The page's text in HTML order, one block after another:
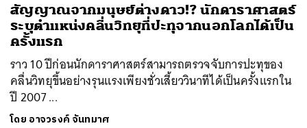
สัญญาณจากมนุษย์ต่างดาว!? นักดาราศาสตร์
ระบุตำแหน่งคลื่นวิทยุที่ปะทุจากนอกโลกได้เป็น
ครั้งแรก
ราว 10 ปีก่อนนักดาราศาสตร์สามารถตรวจจับการปะทุของ
คลื่นวิทยุขึ้นอย่างรุนแรงเพียงชั่วเสี้ยววินาทีได้เป็นครั้งแรกใน
ปี 2007 ...
โดย อาจวรงค์ จันทมาศ